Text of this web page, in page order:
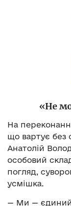
«Не
На
що вартує без
Анатолій
особовий
погляд,
усмішка.
— Ми — єдиний